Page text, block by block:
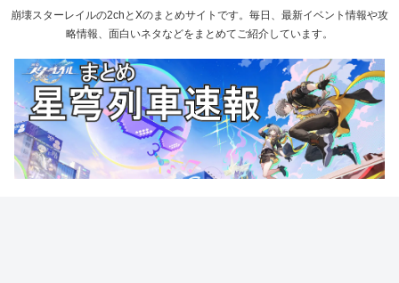
崩壊スターレイルの2chとXのまとめサイトです。毎日、最新イベント情報や攻
略情報、面白いネタなどをまとめてご紹介しています。